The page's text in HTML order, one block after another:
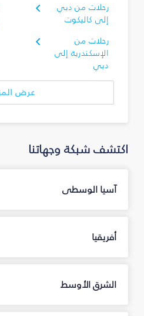
رحلات من دبي
إلى كاليكوت
رحلات من
الإسكندرية إلى
دبي
عرض
اكتشف شبكة وجهاتنا
آسيا الوسطى
أفريقيا
الشرق الأوسط